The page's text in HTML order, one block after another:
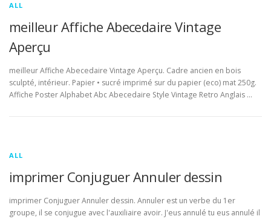
ALL
meilleur Affiche Abecedaire Vintage
Aperçu
meilleur Affiche Abecedaire Vintage Aperçu. Cadre ancien en bois
sculpté, intérieur. Papier • sucré imprimé sur du papier (eco) mat 250g.
Affiche Poster Alphabet Abc Abecedaire Style Vintage Retro Anglais …
ALL
imprimer Conjuguer Annuler dessin
imprimer Conjuguer Annuler dessin. Annuler est un verbe du 1er
groupe, il se conjugue avec l'auxiliaire avoir. J'eus annulé tu eus annulé il